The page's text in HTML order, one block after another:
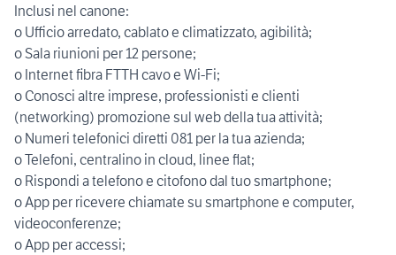
Inclusi nel canone:
o Ufficio arredato, cablato e climatizzato, agibilità;
o Sala riunioni per 12 persone;
o Internet fibra FTTH cavo e Wi-Fi;
o Conosci altre imprese, professionisti e clienti
(networking) promozione sul web della tua attività;
o Numeri telefonici diretti 081 per la tua azienda;
o Telefoni, centralino in cloud, linee flat;
o Rispondi a telefono e citofono dal tuo smartphone;
o App per ricevere chiamate su smartphone e computer,
videoconferenze;
o App per accessi;